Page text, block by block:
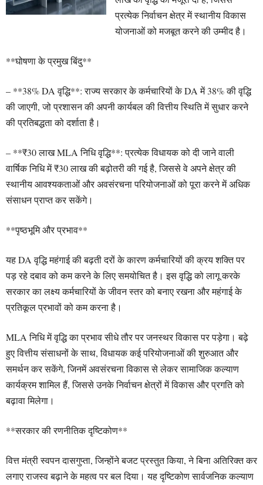
प्रत्येक निर्वाचन क्षेत्र में स्थानीय विकास
योजनाओं को मजबूत करने की उम्मीद है।
**घोषणा के प्रमुख बिंदु**
– **38% DA वृद्धि**: राज्य सरकार के कर्मचारियों के DA में 38% की वृद्धि
की जाएगी, जो प्रशासन की अपनी कार्यबल की वित्तीय स्थिति में सुधार करने
की प्रतिबद्धता को दर्शाता है।
– **₹30 लाख MLA निधि वृद्धि**: प्रत्येक विधायक को दी जाने वाली
वार्षिक निधि में ₹30 लाख की बढ़ोतरी की गई है, जिससे वे अपने क्षेत्र की
स्थानीय आवश्यकताओं और अवसंरचना परियोजनाओं को पूरा करने में अधिक
संसाधन प्राप्त कर सकेंगे।
**पृष्ठभूमि और प्रभाव**
यह DA वृद्धि महंगाई की बढ़ती दरों के कारण कर्मचारियों की क्रय शक्ति पर
पड़ रहे दबाव को कम करने के लिए समयोचित है। इस वृद्धि को लागू करके
सरकार का लक्ष्य कर्मचारियों के जीवन स्तर को बनाए रखना और महंगाई के
प्रतिकूल प्रभावों को कम करना है।
MLA निधि में वृद्धि का प्रभाव सीधे तौर पर जनस्थर विकास पर पड़ेगा। बढ़े
हुए वित्तीय संसाधनों के साथ, विधायक कई परियोजनाओं की शुरुआत और
समर्थन कर सकेंगे, जिनमें अवसंरचना विकास से लेकर सामाजिक कल्याण
कार्यक्रम शामिल हैं, जिससे उनके निर्वाचन क्षेत्रों में विकास और प्रगति को
बढ़ावा मिलेगा।
**सरकार की रणनीतिक दृष्टिकोण**
वित्त मंत्री स्वपन दासगुप्ता, जिन्होंने बजट प्रस्तुत किया, ने बिना अतिरिक्त कर
लगाए राजस्व बढ़ाने के महत्व पर बल दिया। यह दृष्टिकोण सार्वजनिक कल्याण